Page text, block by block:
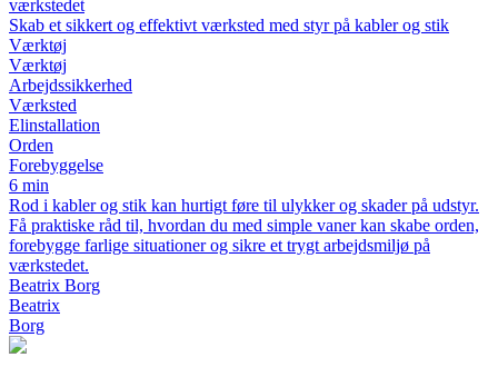
værkstedet
Skab et sikkert og effektivt værksted med styr på kabler og stik
Værktøj
Værktøj
Arbejdssikkerhed
Værksted
Elinstallation
Orden
Forebyggelse
6 min
Rod i kabler og stik kan hurtigt føre til ulykker og skader på udstyr.
Få praktiske råd til, hvordan du med simple vaner kan skabe orden,
forebygge farlige situationer og sikre et trygt arbejdsmiljø på
værkstedet.
Beatrix Borg
Beatrix
Borg